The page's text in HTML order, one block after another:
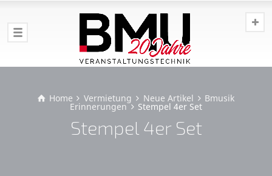
Home Vermietung Neue Artikel Bmusik
Erinnerungen Stempel 4er Set
Stempel 4er Set